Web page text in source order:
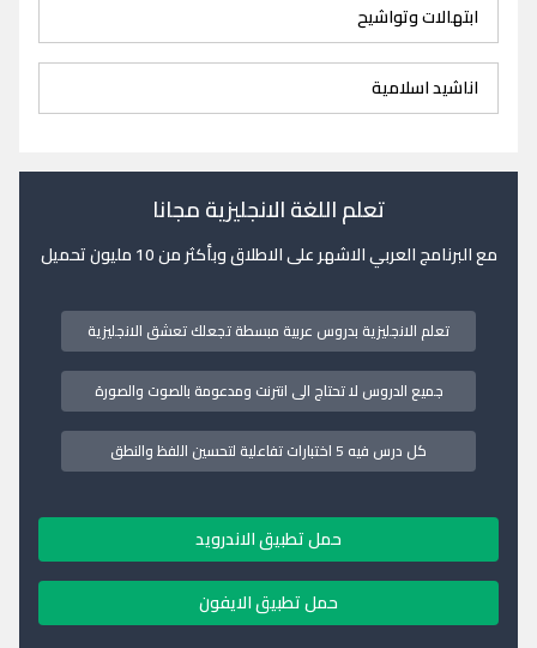
ابتهالات وتواشيح
اناشيد اسلامية
تعلم اللغة الانجليزية مجانا
مع البرنامج العربي الاشهر على الاطلاق وبأكثر من 10 مليون تحميل
تعلم الانجليزية بدروس عربية مبسطة تجعلك تعشق الانجليزية
جميع الدروس لا تحتاج الى انترنت ومدعومة بالصوت والصورة
كل درس فيه 5 اختبارات تفاعلية لتحسين اللفظ والنطق
حمل تطبيق الاندرويد
حمل تطبيق الايفون